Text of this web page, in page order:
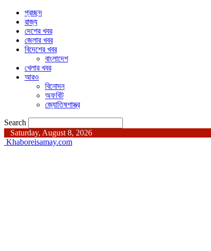
প্রচ্ছদ
রাজ্য
দেশের খবর
জেলার খবর
বিদেশের খবর
বাংলাদেশ
খেলার খবর
আরও
বিনোদন
অফবিট
জ্যোতিষশাস্ত্র
Search
Saturday, August 8, 2026
Khaboreisamay.com